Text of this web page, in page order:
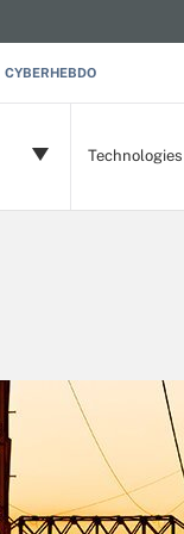
CYBERHEBDO
Technologies